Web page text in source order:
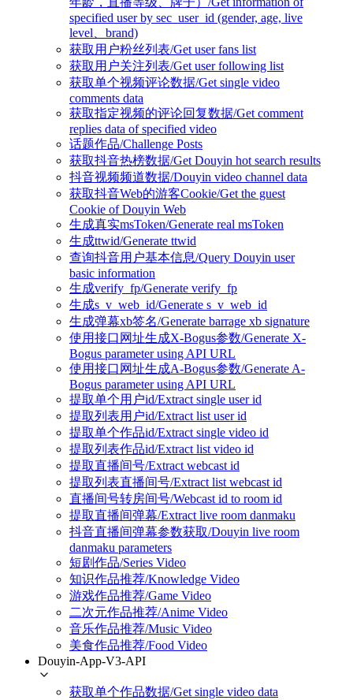
specified user by sec_user_id (gender, age, live
level、brand)
获取用户粉丝列表/Get user fans list
获取用户关注列表/Get user following list
获取单个视频评论数据/Get single video
comments data
获取指定视频的评论回复数据/Get comment
replies data of specified video
话题作品/Challenge Posts
获取抖音热榜数据/Get Douyin hot search results
抖音视频频道数据/Douyin video channel data
获取抖音Web的游客Cookie/Get the guest
Cookie of Douyin Web
生成真实msToken/Generate real msToken
生成ttwid/Generate ttwid
查询抖音用户基本信息/Query Douyin user
basic information
生成verify_fp/Generate verify_fp
生成s_v_web_id/Generate s_v_web_id
生成弹幕xb签名/Generate barrage xb signature
使用接口网址生成X-Bogus参数/Generate X-
Bogus parameter using API URL
使用接口网址生成A-Bogus参数/Generate A-
Bogus parameter using API URL
提取单个用户id/Extract single user id
提取列表用户id/Extract list user id
提取单个作品id/Extract single video id
提取列表作品id/Extract list video id
提取直播间号/Extract webcast id
提取列表直播间号/Extract list webcast id
直播间号转房间号/Webcast id to room id
提取直播间弹幕/Extract live room danmaku
抖音直播间弹幕参数获取/Douyin live room
danmaku parameters
短剧作品/Series Video
知识作品推荐/Knowledge Video
游戏作品推荐/Game Video
二次元作品推荐/Anime Video
音乐作品推荐/Music Video
美食作品推荐/Food Video
Douyin-App-V3-API
获取单个作品数据/Get single video data